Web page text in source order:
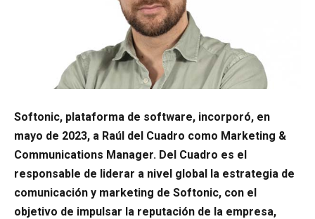
Softonic, plataforma de software, incorporó, en
mayo de 2023, a Raúl del Cuadro como Marketing &
Communications Manager. Del Cuadro es el
responsable de liderar a nivel global la estrategia de
comunicación y marketing de Softonic, con el
objetivo de impulsar la reputación de la empresa,